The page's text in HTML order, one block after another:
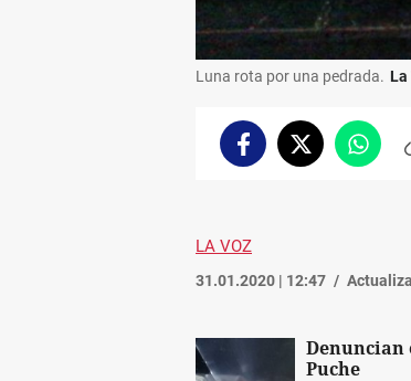
Luna rota por una pedrada. La
FacebookTwitter
LA VOZ
31.01.2020 | 12:47
Denuncian
Puche